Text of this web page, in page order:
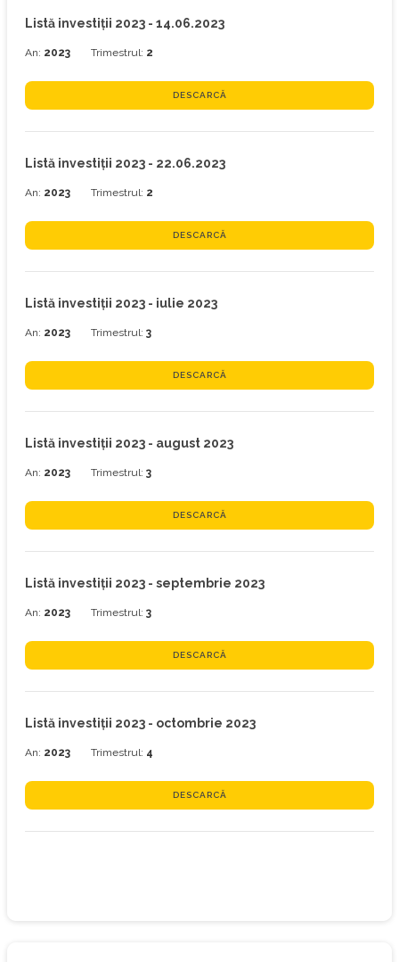
Listă investiţii 2023 - 14.06.2023
An: 2023 Trimestrul: 2
DESCARCĂ
Listă investiţii 2023 - 22.06.2023
An: 2023 Trimestrul: 2
DESCARCĂ
Listă investiţii 2023 - iulie 2023
An: 2023 Trimestrul: 3
DESCARCĂ
Listă investiţii 2023 - august 2023
An: 2023 Trimestrul: 3
DESCARCĂ
Listă investiţii 2023 - septembrie 2023
An: 2023 Trimestrul: 3
DESCARCĂ
Listă investiţii 2023 - octombrie 2023
An: 2023 Trimestrul: 4
DESCARCĂ